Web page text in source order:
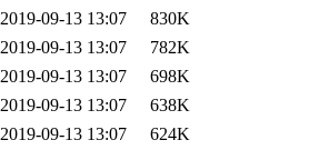
2019-09-13 13:07
830K
2019-09-13 13:07
782K
2019-09-13 13:07
698K
2019-09-13 13:07
638K
2019-09-13 13:07
624K